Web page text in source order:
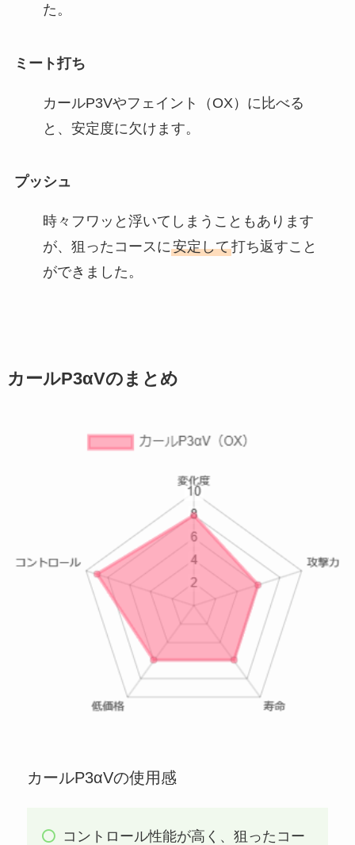
た。
ミート打ち
カールP3Vやフェイント（OX）に比べる
と、安定度に欠けます。
プッシュ
時々フワッと浮いてしまうこともあります
が、狙ったコースに安定して打ち返すこと
ができました。
カールP3αVのまとめ
カールP3αVの使用感
コントロール性能が高く、狙ったコー